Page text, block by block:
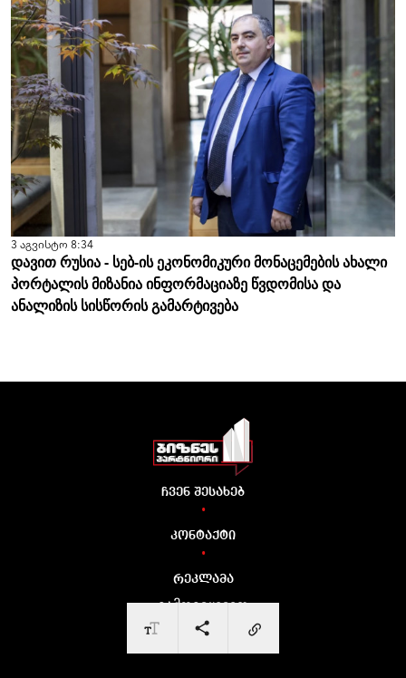
3 აგვისტო 8:34
დავით რუსია - სებ-ის ეკონომიკური მონაცემების ახალი
პორტალის მიზანია ინფორმაციაზე წვდომისა და
ანალიზის სისწორის გამარტივება
ჩვენ შესახებ
•
კონტაქტი
•
რეკლამა
გამოგვყევით